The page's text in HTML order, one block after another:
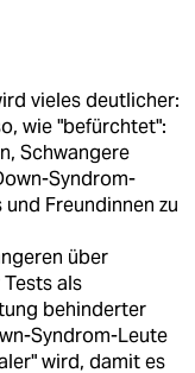
vieles deutlicher:
wie "befürchtet":
Schwangere
Syndrom-
Freundinnen zu
über
als
behinderter
Syndrom-Leute
wird, damit es